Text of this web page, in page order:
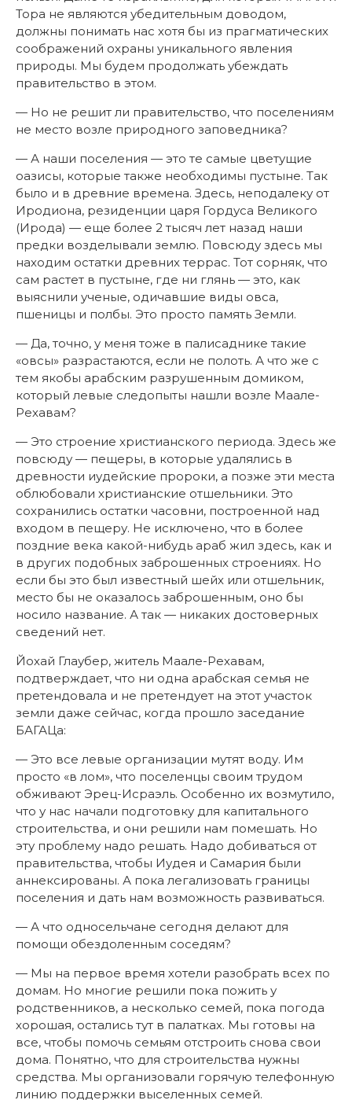
Тора не являются убедительным доводом,
должны понимать нас хотя бы из прагматических
соображений охраны уникального явления
природы. Мы будем продолжать убеждать
правительство в этом.
— Но не решит ли правительство, что поселениям
не место возле природного заповедника?
— А наши поселения — это те самые цветущие
оазисы, которые также необходимы пустыне. Так
было и в древние времена. Здесь, неподалеку от
Иродиона, резиденции царя Гордуса Великого
(Ирода) — еще более 2 тысяч лет назад наши
предки возделывали землю. Повсюду здесь мы
находим остатки древних террас. Тот сорняк, что
сам растет в пустыне, где ни глянь — это, как
выяснили ученые, одичавшие виды овса,
пшеницы и полбы. Это просто память Земли.
— Да, точно, у меня тоже в палисаднике такие
«овсы» разрастаются, если не полоть. А что же с
тем якобы арабским разрушенным домиком,
который левые следопыты нашли возле Маале-
Рехавам?
— Это строение христианского периода. Здесь же
повсюду — пещеры, в которые удалялись в
древности иудейские пророки, а позже эти места
облюбовали христианские отшельники. Это
сохранились остатки часовни, построенной над
входом в пещеру. Не исключено, что в более
поздние века какой-нибудь араб жил здесь, как и
в других подобных заброшенных строениях. Но
если бы это был известный шейх или отшельник,
место бы не оказалось заброшенным, оно бы
носило название. А так — никаких достоверных
сведений нет.
Йохай Глаубер, житель Маале-Рехавам,
подтверждает, что ни одна арабская семья не
претендовала и не претендует на этот участок
земли даже сейчас, когда прошло заседание
БАГАЦа:
— Это все левые организации мутят воду. Им
просто «в лом», что поселенцы своим трудом
обживают Эрец-Исраэль. Особенно их возмутило,
что у нас начали подготовку для капитального
строительства, и они решили нам помешать. Но
эту проблему надо решать. Надо добиваться от
правительства, чтобы Иудея и Самария были
аннексированы. А пока легализовать границы
поселения и дать нам возможность развиваться.
— А что односельчане сегодня делают для
помощи обездоленным соседям?
— Мы на первое время хотели разобрать всех по
домам. Но многие решили пока пожить у
родственников, а несколько семей, пока погода
хорошая, остались тут в палатках. Мы готовы на
все, чтобы помочь семьям отстроить снова свои
дома. Понятно, что для строительства нужны
средства. Мы организовали горячую телефонную
линию поддержки выселенных семей.